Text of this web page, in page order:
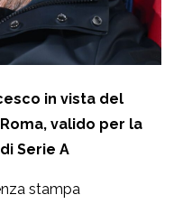
in vista del
valido per la
Serie A
stampa